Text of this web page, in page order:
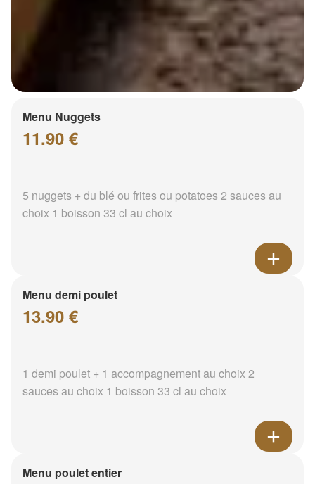
Menu Nuggets
11.90 €
5 nuggets + du blé ou frites ou potatoes 2 sauces au
choix 1 boisson 33 cl au choix
Menu demi poulet
13.90 €
1 demi poulet + 1 accompagnement au choix 2
sauces au choix 1 boisson 33 cl au choix
Menu poulet entier